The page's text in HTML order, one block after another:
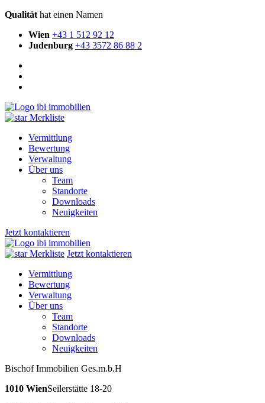
Qualität hat einen Namen
Wien +43 1 512 92 12
Judenburg +43 3572 86 88 2
Merkliste
Vermittlung
Bewertung
Verwaltung
Über uns
Team
Standorte
Downloads
Neuigkeiten
Jetzt kontaktieren
Merkliste Jetzt kontaktieren
Vermittlung
Bewertung
Verwaltung
Über uns
Team
Standorte
Downloads
Neuigkeiten
Bischof Immobilien Ges.m.b.H
1010 WienSeilerstätte 18-20